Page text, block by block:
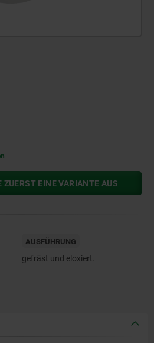
EINE VARIANTE AUS
AUSFÜHRUNG
gefräst und eloxiert.